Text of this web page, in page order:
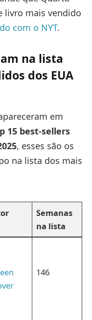
livro mais vendido
com o NYT.
na lista
dos EUA
em
15 best-sellers
, esses são os
na lista dos mais
Semanas
na lista
146